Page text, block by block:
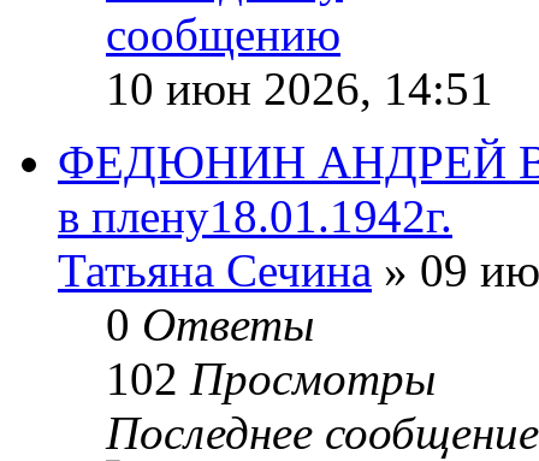
10 июн 2026, 14:51
ФЕДЮНИН АНДРЕЙ
в плену18.01.1942г.
Татьяна Сечина » 09
0 Ответы
102 Просмотры
Последнее